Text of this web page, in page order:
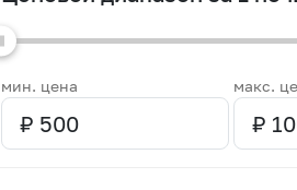
мин. цена макс.